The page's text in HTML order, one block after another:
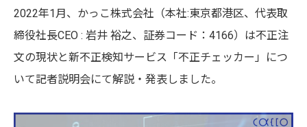
2022年1月、かっこ株式会社（本社:東京都港区、代表取
締役社長CEO : 岩井 裕之、証券コード：4166）は不正注
文の現状と新不正検知サービス「不正チェッカー」につ
いて記者説明会にて解説・発表しました。